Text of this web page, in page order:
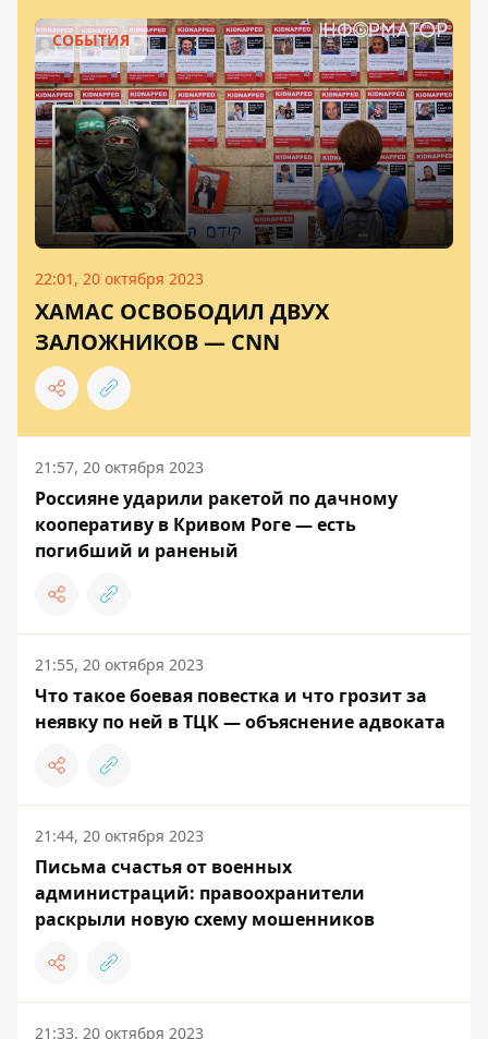
СОБЫТИЯ
22:01, 20 октября 2023
ХАМАС ОСВОБОДИЛ ДВУХ
ЗАЛОЖНИКОВ — CNN
21:57, 20 октября 2023
Россияне ударили ракетой по дачному
кооперативу в Кривом Роге — есть
погибший и раненый
21:55, 20 октября 2023
Что такое боевая повестка и что грозит за
неявку по ней в ТЦК — объяснение адвоката
21:44, 20 октября 2023
Письма счастья от военных
администраций: правоохранители
раскрыли новую схему мошенников
21:33, 20 октября 2023